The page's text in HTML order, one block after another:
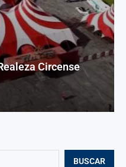
BUSCAR
Circense